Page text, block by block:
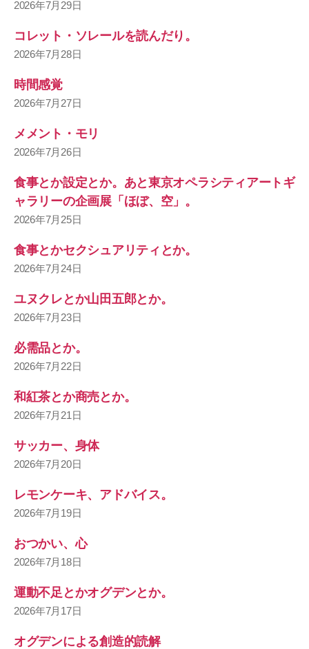
2026年7月29日
コレット・ソレールを読んだり。
2026年7月28日
時間感覚
2026年7月27日
メメント・モリ
2026年7月26日
食事とか設定とか。あと東京オペラシティアートギ
ャラリーの企画展「ほぼ、空」。
2026年7月25日
食事とかセクシュアリティとか。
2026年7月24日
ユヌクレとか山田五郎とか。
2026年7月23日
必需品とか。
2026年7月22日
和紅茶とか商売とか。
2026年7月21日
サッカー、身体
2026年7月20日
レモンケーキ、アドバイス。
2026年7月19日
おつかい、心
2026年7月18日
運動不足とかオグデンとか。
2026年7月17日
オグデンによる創造的読解